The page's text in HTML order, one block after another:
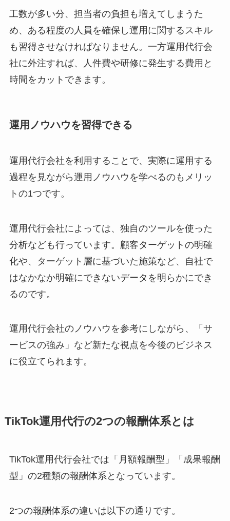
工数が多い分、担当者の負担も増えてしまうた
め、ある程度の人員を確保し運用に関するスキル
も習得させなければなりません。一方運用代行会
社に外注すれば、人件費や研修に発生する費用と
時間をカットできます。
運用ノウハウを習得できる
運用代行会社を利用することで、実際に運用する
過程を見ながら運用ノウハウを学べるのもメリッ
トの1つです。
運用代行会社によっては、独自のツールを使った
分析なども行っています。顧客ターゲットの明確
化や、ターゲット層に基づいた施策など、自社で
はなかなか明確にできないデータを明らかにでき
るのです。
運用代行会社のノウハウを参考にしながら、「サ
ービスの強み」など新たな視点を今後のビジネス
に役立てられます。
TikTok運用代行の2つの報酬体系とは
TikTok運用代行会社では「月額報酬型」「成果報酬
型」の2種類の報酬体系となっています。
2つの報酬体系の違いは以下の通りです。